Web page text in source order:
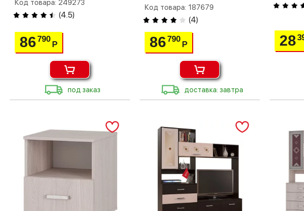
Код товара: 249273
(4.5)
86790
Р
под заказ
Код товара: 187679
(4)
86790
Р
доставка: завтра
28